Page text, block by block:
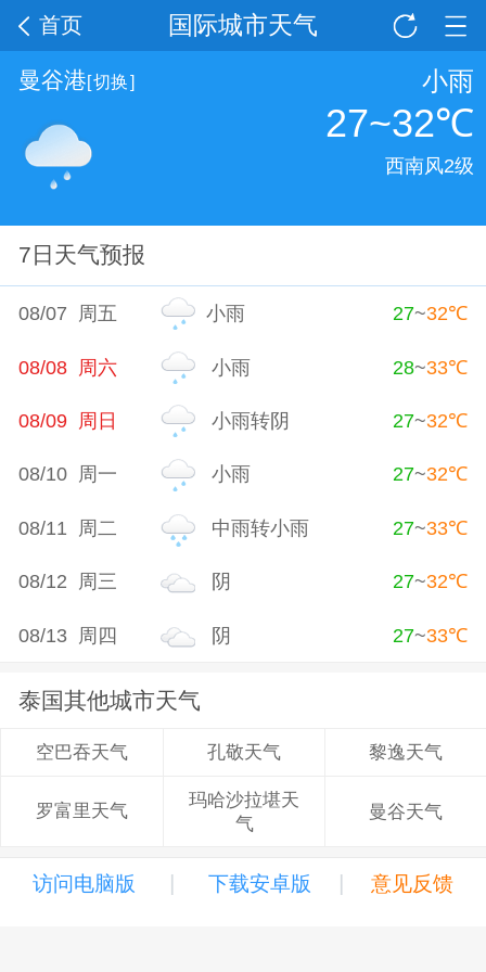
国际城市天气
首页
曼谷港[切换] 小雨
27~32℃
西南风2级
7日天气预报
08/07 周五 小雨 27~32℃
08/08 周六 小雨 28~33℃
08/09 周日 小雨转阴 27~32℃
08/10 周一 小雨 27~32℃
08/11 周二 中雨转小雨 27~33℃
08/12 周三 阴 27~32℃
08/13 周四 阴 27~33℃
泰国其他城市天气
空巴吞天气 孔敬天气 黎逸天气
罗富里天气
玛哈沙拉堪天
气
曼谷天气
访问电脑版 | 下载安卓版 | 意见反馈